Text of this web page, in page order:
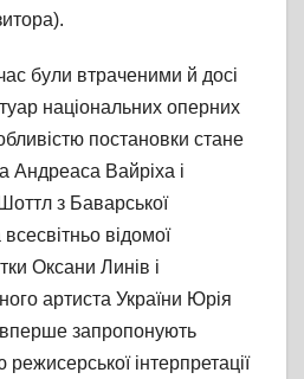
були втраченими й досі
національних оперних
постановки стане
Андреаса Вайріха і
з Баварської
відомої
Оксани Линів і
артиста України Юрія
запропонують
режисерської інтерпретації